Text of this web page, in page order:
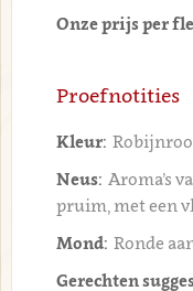
Onze prijs per
Proefnotities
Kleur:
Neus: Aroma’s
pruim, met een
Mond: Ronde
Gerechten